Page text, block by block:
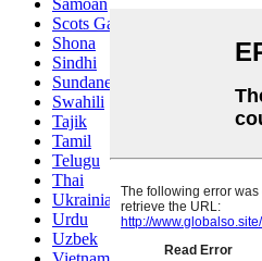
Samoan
Scots Gaelic
Shona
Sindhi
Sundanese
Swahili
Tajik
Tamil
Telugu
Thai
Ukrainian
Urdu
Uzbek